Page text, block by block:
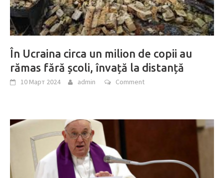
În Ucraina circa un milion de copii au
rămas fără școli, învață la distanță
10 Март 2024 admin Comment